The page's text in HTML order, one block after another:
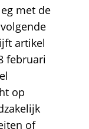
met de
artikel
februari
op
of